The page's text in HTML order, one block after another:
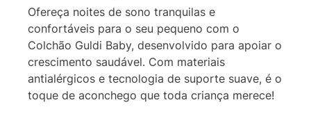
Ofereça noites de sono tranquilas e
confortáveis para o seu pequeno com o
Colchão Guldi Baby, desenvolvido para apoiar o
crescimento saudável. Com materiais
antialérgicos e tecnologia de suporte suave, é o
toque de aconchego que toda criança merece!